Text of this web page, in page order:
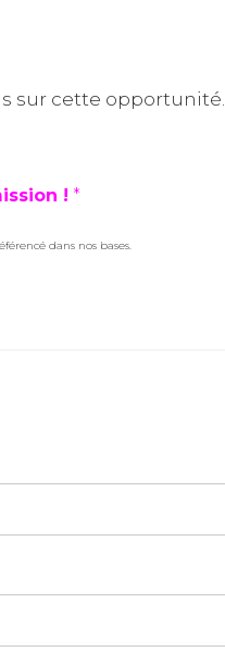
sur cette opportunité.
! *
dans nos bases.